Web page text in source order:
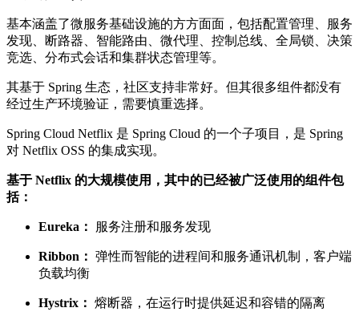
基本涵盖了微服务基础设施的方方面面，包括配置管理、服务
发现、断路器、智能路由、微代理、控制总线、全局锁、决策
竞选、分布式会话和集群状态管理等。
其基于 Spring 生态，社区支持非常好。但其很多组件都没有
经过生产环境验证，需要慎重选择。
Spring Cloud Netflix 是 Spring Cloud 的一个子项目，是 Spring
对 Netflix OSS 的集成实现。
基于 Netflix 的大规模使用，其中的已经被广泛使用的组件包
括：
Eureka： 服务注册和服务发现
Ribbon： 弹性而智能的进程间和服务通讯机制，客户端
负载均衡
Hystrix： 熔断器，在运行时提供延迟和容错的隔离